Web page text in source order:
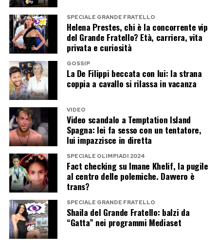
bambino che accompagnava il padre alle
premiazioni è ormai un ragazzo che lo guarda…
dall’alto.
Post Views: 268
SPECIALE GRANDE FRATELLO
Helena Prestes, chi è la concorrente vip
del Grande Fratello? Età, carriera, vita
privata e curiosità
GOSSIP
La De Filippi beccata con lui: la strana
coppia a cavallo si rilassa in vacanza
VIDEO
Video scandalo a Temptation Island
Spagna: lei fa sesso con un tentatore,
lui impazzisce in diretta
SPECIALE OLIMPIADI 2024
Fact checking su Imane Khelif, la pugile
al centro delle polemiche. Davvero è
trans?
SPECIALE GRANDE FRATELLO
Shaila del Grande Fratello: balzi da
“Gatta” nei programmi Mediaset